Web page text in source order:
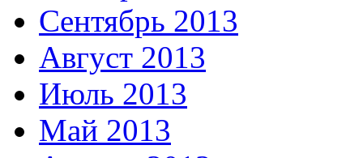
Сентябрь 2013
Август 2013
Июль 2013
Май 2013